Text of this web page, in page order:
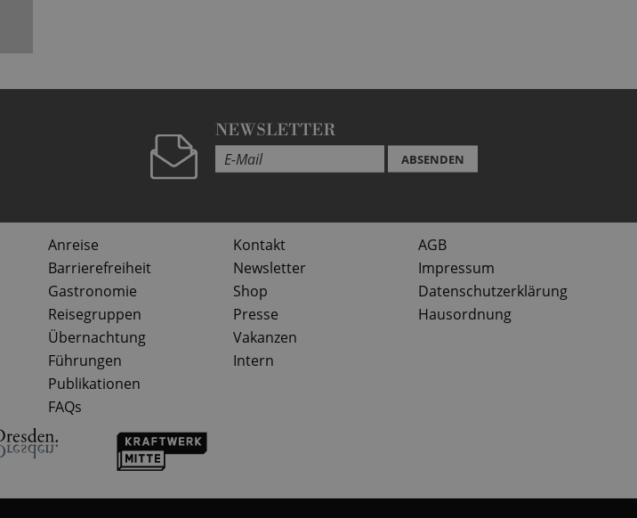
NEWSLETTER
ABSENDEN
Anreise
Barrierefreiheit
Gastronomie
Reisegruppen
Übernachtung
Führungen
Publikationen
FAQs
Kontakt
Newsletter
Shop
Presse
Vakanzen
Intern
AGB
Impressum
Datenschutzerklärung
Hausordnung